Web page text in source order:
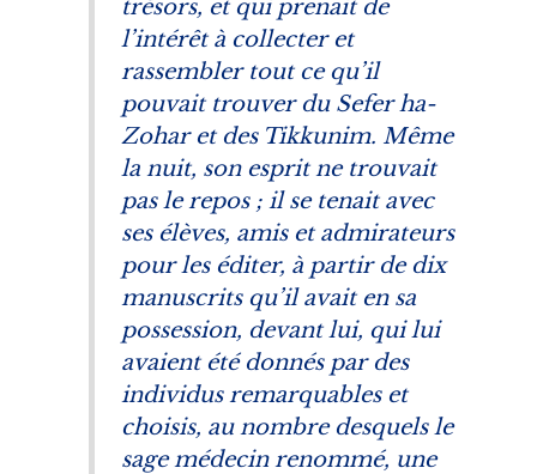
trésors, et qui prenait de
l’intérêt à collecter et
rassembler tout ce qu’il
pouvait trouver du Sefer ha-
Zoharet des Tikkunim. Même
la nuit, son esprit ne trouvait
pas le repos ; il se tenait avec
ses élèves, amis et admirateurs
pour les éditer, à partir de dix
manuscrits qu’il avait en sa
possession, devant lui, qui lui
avaient été donnés par des
individus remarquables et
choisis, au nombre desquels le
sage médecin renommé, une